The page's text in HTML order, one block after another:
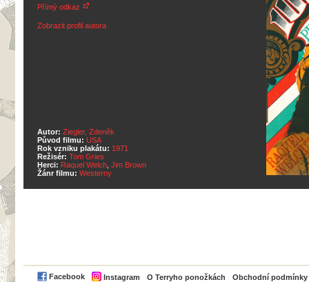
Přímý odkaz
Zobrazit profil autora
Autor: Ziegler, Zdeněk
Původ filmu: USA
Rok vzniku plakátu: 1971
Režisér: Tom Gries
Herci: Raquel Welch Jim Brown
Žánr filmu: Westerny
Facebook Instagram O Terryho ponožkách Obchodní podmínky
PayPal